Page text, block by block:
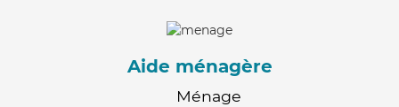
Aide ménagère
Ménage